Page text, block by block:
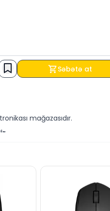
Səbətə at
mağazasıdır.
KREDİT şərtləri ilə